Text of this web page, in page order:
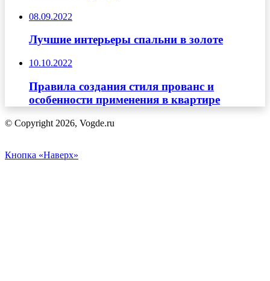
08.09.2022
Лучшие интерьеры спальни в золоте
10.10.2022
Правила создания стиля прованс и
особенности применения в квартире
© Copyright 2026, Vogde.ru
Кнопка «Наверх»